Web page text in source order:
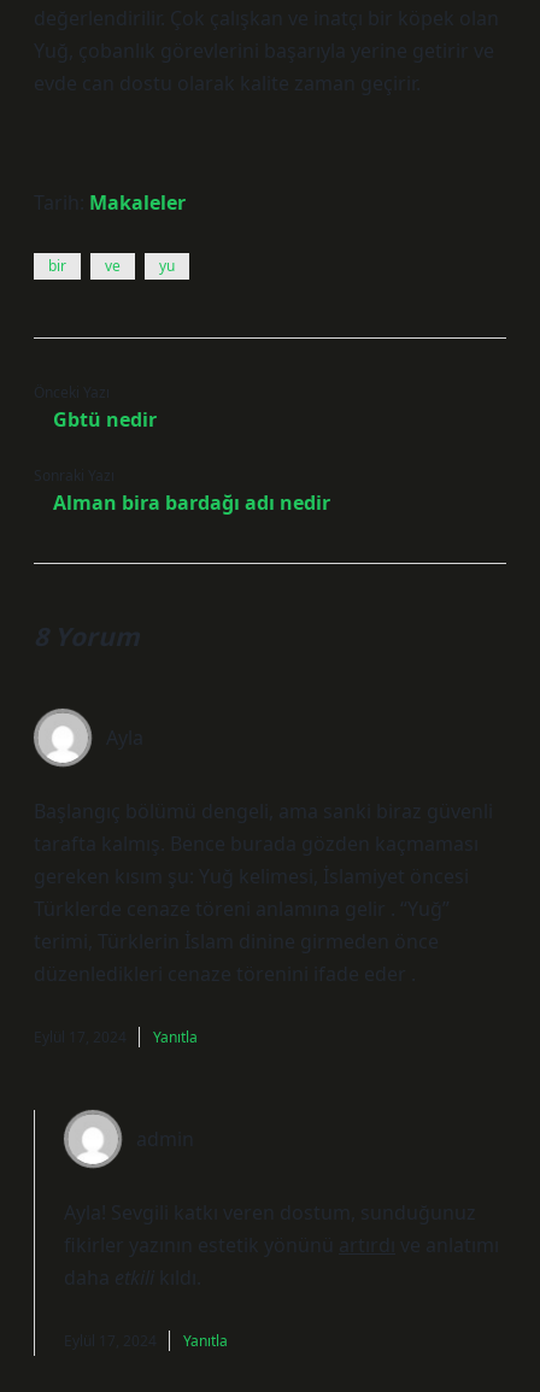
değerlendirilir. Çok çalışkan ve inatçı bir köpek olan
Yuğ, çobanlık görevlerini başarıyla yerine getirir ve
evde can dostu olarak kalite zaman geçirir.
Tarih: Makaleler
bir ve yu
Önceki Yazı
Gbtü nedir
Sonraki Yazı
Alman bira bardağı adı nedir
8 Yorum
Ayla
Başlangıç bölümü dengeli, ama sanki biraz güvenli
tarafta kalmış. Bence burada gözden kaçmaması
gereken kısım şu: Yuğ kelimesi, İslamiyet öncesi
Türklerde cenaze töreni anlamına gelir . “Yuğ”
terimi, Türklerin İslam dinine girmeden önce
düzenledikleri cenaze törenini ifade eder .
Eylül 17, 2024 Yanıtla
admin
Ayla! Sevgili katkı veren dostum, sunduğunuz
fikirler yazının estetik yönünü artırdı ve anlatımı
daha etkili kıldı.
Eylül 17, 2024 Yanıtla